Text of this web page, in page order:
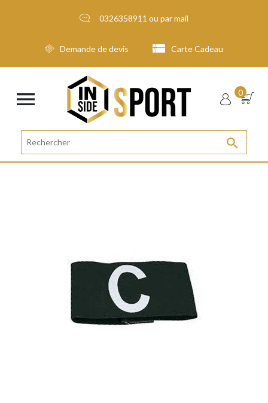
0326358911 ou parmail
Demande de devis Carte Cadeau


0